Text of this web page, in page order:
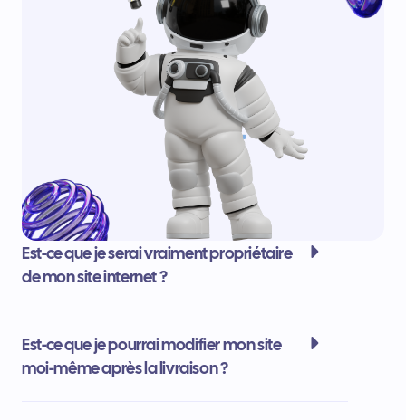
Est-ce que je serai vraiment propriétaire
de mon site internet ?
Est-ce que je pourrai modifier mon site
moi-même après la livraison ?